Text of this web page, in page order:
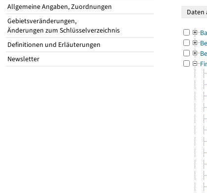
Allgemeine Angaben, Zuordnungen
Gebietsveränderungen,
Änderungen zum Schlüsselverzeichnis
Definitionen und Erläuterungen
Newsletter